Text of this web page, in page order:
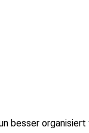
besser